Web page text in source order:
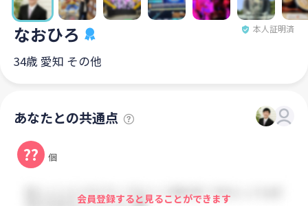
なおひろ 本人証明済
34歳 愛知 その他
あなたとの共通点
?? 個
会員登録すると見ることができます